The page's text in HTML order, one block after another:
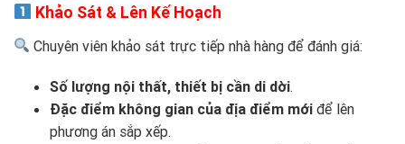
Khảo Sát & Lên Kế Hoạch
Chuyên viên khảo sát trực tiếp nhà hàng để đánh giá:
Số lượng nội thất, thiết bị cần di dời.
Đặc điểm không gian của địa điểm mới để lên
phương án sắp xếp.